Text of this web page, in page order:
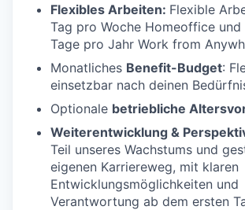
Flexibles Arbeiten: Flexible
Tag pro Woche Homeoffice und
Tage pro Jahr Work from
Monatliches Benefit-Budget:
einsetzbar nach deinen
Optionale betriebliche
Weiterentwicklung &
Teil unseres Wachstums und
eigenen Karriereweg, mit klaren
Entwicklungsmöglichkeiten und
Verantwortung ab dem ersten